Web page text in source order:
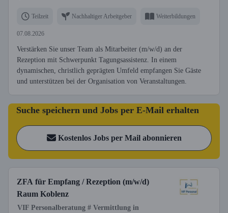
Teilzeit Nachhaltiger Arbeitgeber Weiterbildungen
07.08.2026
Verstärken Sie unser Team als Mitarbeiter (m/w/d) an der
Rezeption mit Schwerpunkt Tagungsassistenz. In einem
dynamischen, christlich geprägten Umfeld empfangen Sie Gäste
und unterstützen bei der Organisation von Veranstaltungen.
Suche speichern und Jobs per E-Mail erhalten
Kostenlos Jobs per Mail abonnieren
ZFA für Empfang / Rezeption (m/w/d)
Raum Koblenz
VIF Personalberatung # Vermittlung in